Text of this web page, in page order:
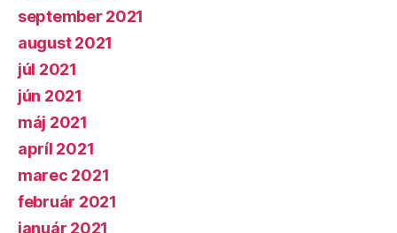
september 2021
august 2021
júl 2021
jún 2021
máj 2021
apríl 2021
marec 2021
február 2021
január 2021